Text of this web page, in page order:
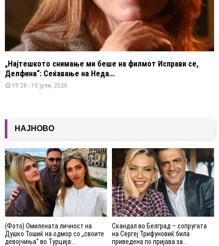
„Најтешкото снимање ми беше на филмот Исправи се,
Делфина“: Сеќавање на Неда...
19:28 - 15 јули, 2026
НАЈНОВО
(Фото) Омилената личност на
Душко Тошиќ на одмор со „своите
девојчиња“ во Турција:...
Скандал во Белград – сопругата
на Сергеј Трифуновиќ била
приведена по пријава за...